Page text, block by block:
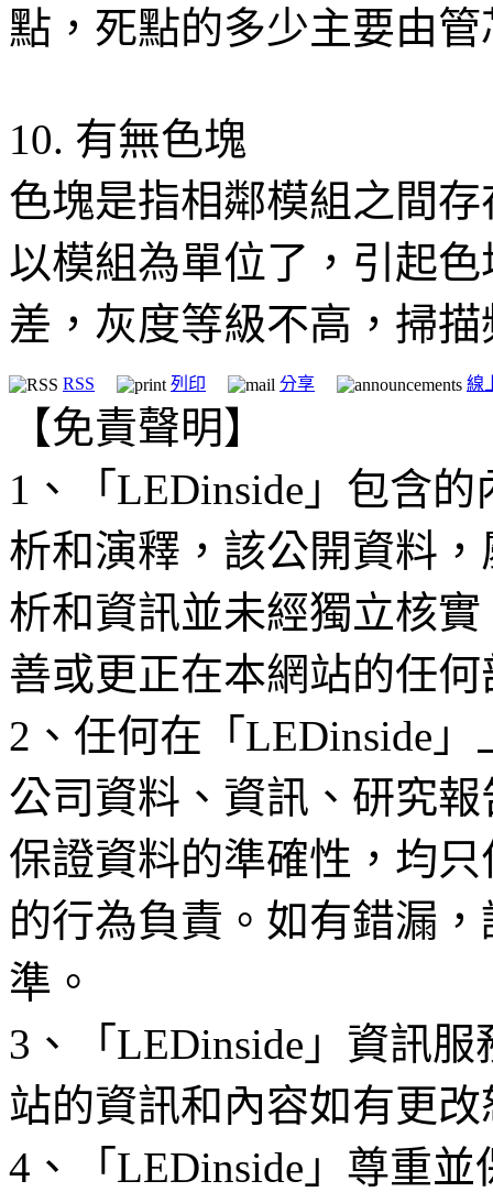
點，死點的多少主要由
10. 有無色塊
色塊是指相鄰模組之間
以模組為單位了，引起
差，灰度等級不高，掃
RSS 列印 分享 線
【免責聲明】
1、「LEDinside」包含
析和演釋，該公開資料
析和資訊並未經獨立核
善或更正在本網站的任
2、任何在「LEDinside
公司資料、資訊、研究
保證資料的準確性，均
的行為負責。如有錯漏
準。
3、「LEDinside」資訊
站的資訊和內容如有更
4、「LEDinside」尊重